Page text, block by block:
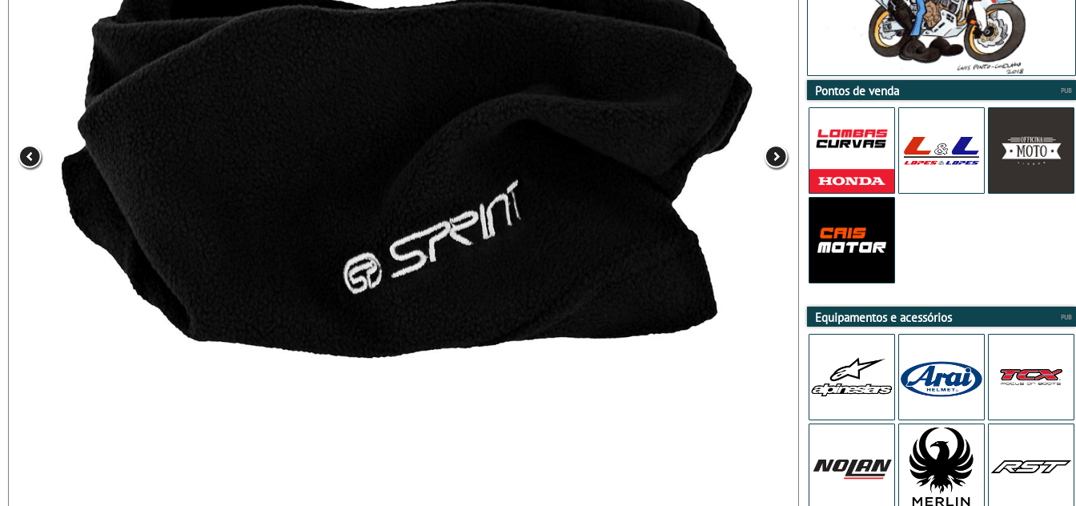
Pontos de venda
Equipamentos e acessórios